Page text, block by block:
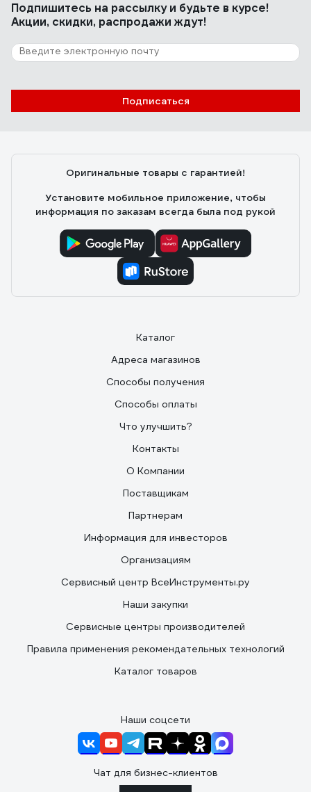
26 отзывов
Отзыв о Колбасный ящик с перфорацией
Тара.ру п/э, 600x400x250 мм, черный
Подпишитесь на рассылкуи будьте в курсе!
Акции, скидки, распродажи ждут!
Подписаться
Оригинальные товары с гарантией!
Установите мобильное приложение, чтобы
информация по заказам всегда была под рукой
Каталог
Адреса магазинов
Способы получения
Способы оплаты
Что улучшить?
Контакты
О Компании
Поставщикам
Партнерам
Информация для инвесторов
Организациям
Сервисный центр ВсеИнструменты.ру
Наши закупки
Сервисные центры производителей
Правила применения рекомендательных технологий
Каталог товаров
Наши соцсети
Чат для бизнес-клиентов